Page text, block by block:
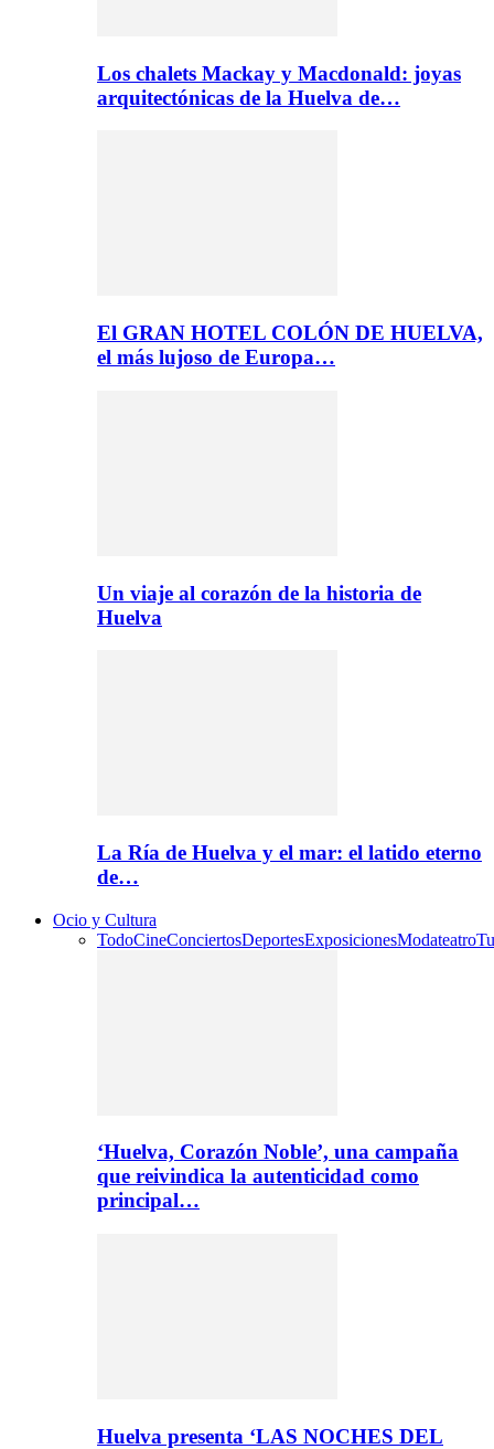
Los chalets Mackay y Macdonald: joyas
arquitectónicas de la Huelva de…
El GRAN HOTEL COLÓN DE HUELVA,
el más lujoso de Europa…
Un viaje al corazón de la historia de
Huelva
La Ría de Huelva y el mar: el latido eterno
de…
Ocio y Cultura
TodoCineConciertosDeportesExposicionesModateatro
‘Huelva, Corazón Noble’, una campaña
que reivindica la autenticidad como
principal…
Huelva presenta ‘LAS NOCHES DEL